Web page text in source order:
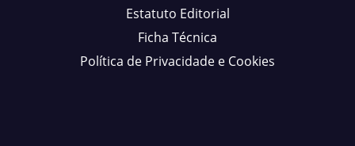
Estatuto Editorial
Ficha Técnica
Política de Privacidade e Cookies